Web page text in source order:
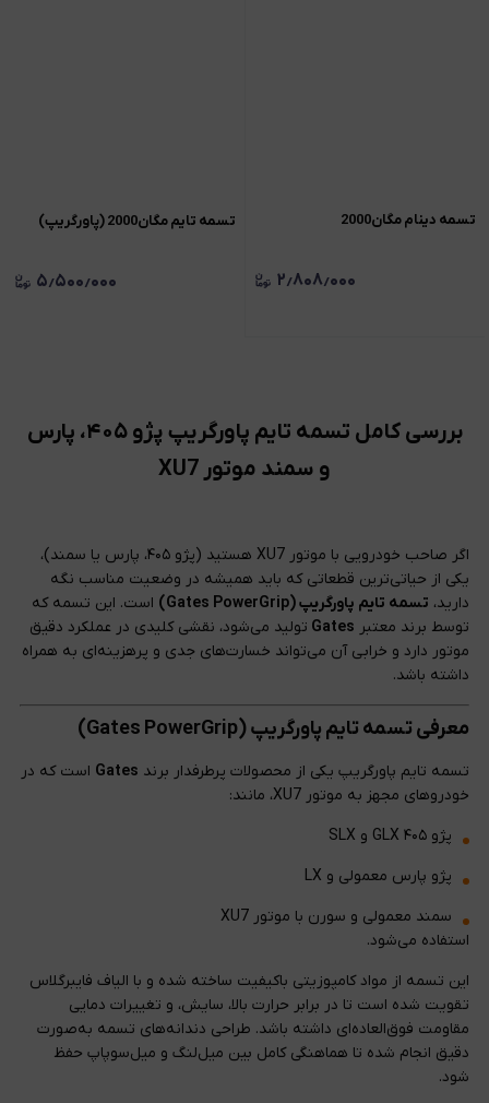
تسمه دینام مگان2000
۲٫۸۰۸٫۰۰۰
تسمه تايم مگان2000 (پاورگريپ)
۵٫۵۰۰٫۰۰۰
بررسی کامل تسمه تایم پاورگریپ پژو ۴۰۵، پارس
و سمند موتور XU7
اگر صاحب خودرویی با موتور XU7 هستید (پژو ۴۰۵، پارس یا سمند)،
یکی از حیاتی‌ترین قطعاتی که باید همیشه در وضعیت مناسب نگه
دارید، تسمه تایم پاورگریپ (Gates PowerGrip)
است. این تسمه که
توسط برند معتبر Gates تولید می‌شود، نقشی کلیدی در عملکرد دقیق
موتور دارد و خرابی آن می‌تواند خسارت‌های جدی و پرهزینه‌ای به همراه
داشته باشد.
معرفی تسمه تایم پاورگریپ (Gates PowerGrip)
تسمه تایم پاورگریپ یکی از محصولات پرطرفدار برند Gates است که در
خودروهای مجهز به موتور XU7، مانند:
پژو ۴۰۵ GLX و SLX
پژو پارس معمولی و LX
سمند معمولی و سورن با موتور XU7
استفاده می‌شود.
این تسمه از مواد کامپوزیتی باکیفیت ساخته شده و با الیاف فایبرگلاس
تقویت شده است تا در برابر حرارت بالا، سایش، و تغییرات دمایی
مقاومت فوق‌العاده‌ای داشته باشد. طراحی دندانه‌های تسمه به‌صورت
دقیق انجام شده تا هماهنگی کامل بین میل‌لنگ و میل‌سوپاپ حفظ
شود.